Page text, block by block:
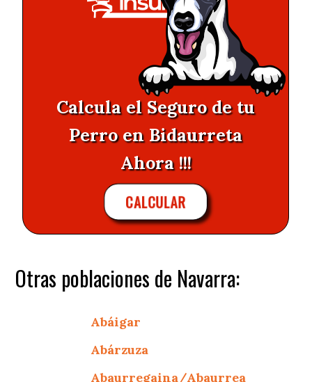
Calcula el Seguro de tu
Perro en Bidaurreta
Ahora !!!
CALCULAR
Otras poblaciones de Navarra:
Abáigar
Abárzuza
Abaurregaina/Abaurrea